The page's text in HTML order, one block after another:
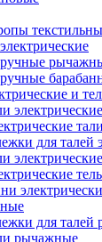
и
для талей
для талей
рычажные